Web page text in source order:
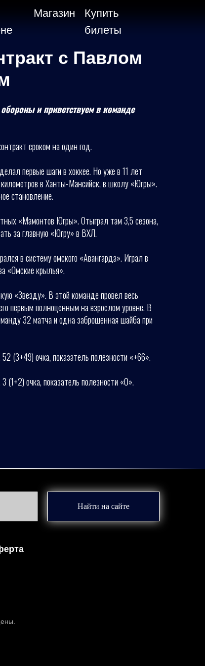
Магазин
Купить
билеты
с Павлом
и приветствуем в команде
сроком на один год.
первые шаги в хоккее. Но уже в 11 лет
в Ханты-Мансийск, в школу «Югры».
становление.
«Мамонтов Югры». Отыграл там 3,5 сезона,
за главную «Югру» в ВХЛ.
в систему омского «Авангарда». Играл в
«Омские крылья».
«Звезду». В этой команде провел весь
первым полноценным на взрослом уровне. В
32 матча и одна заброшенная шайба при
(3+49) очка, показатель полезности «+66».
очка, показатель полезности «0».
Найти на сайте